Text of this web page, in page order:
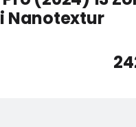
Nanotextur